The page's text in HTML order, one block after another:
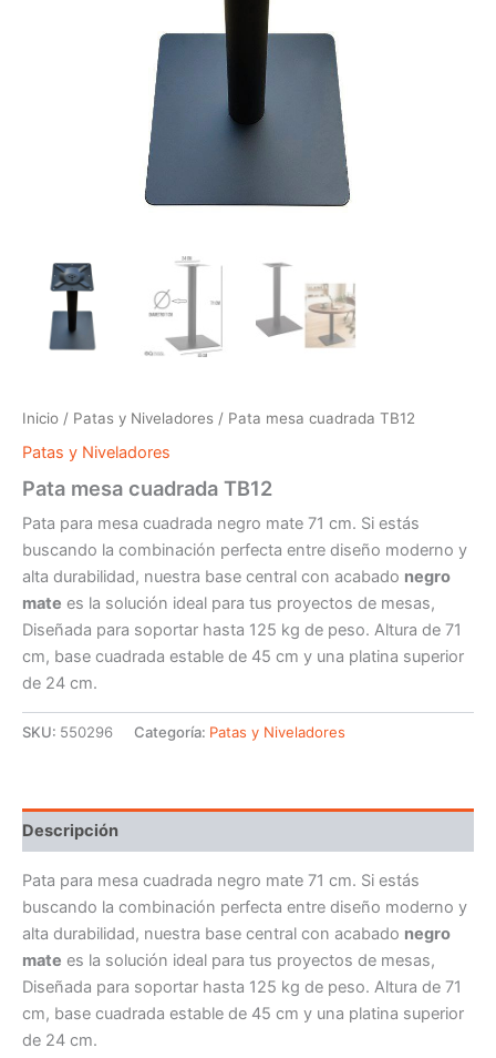
Inicio / Patas y Niveladores / Pata mesa cuadrada TB12
Patas y Niveladores
Pata mesa cuadrada TB12
Pata para mesa cuadrada negro mate 71 cm. Si estás
buscando la combinación perfecta entre diseño moderno y
alta durabilidad, nuestra base central con acabado negro
mate es la solución ideal para tus proyectos de mesas,
Diseñada para soportar hasta 125 kg de peso. Altura de 71
cm, base cuadrada estable de 45 cm y una platina superior
de 24 cm.
SKU: 550296 Categoría: Patas y Niveladores
Descripción
Pata para mesa cuadrada negro mate 71 cm. Si estás
buscando la combinación perfecta entre diseño moderno y
alta durabilidad, nuestra base central con acabado negro
mate es la solución ideal para tus proyectos de mesas,
Diseñada para soportar hasta 125 kg de peso. Altura de 71
cm, base cuadrada estable de 45 cm y una platina superior
de 24 cm.